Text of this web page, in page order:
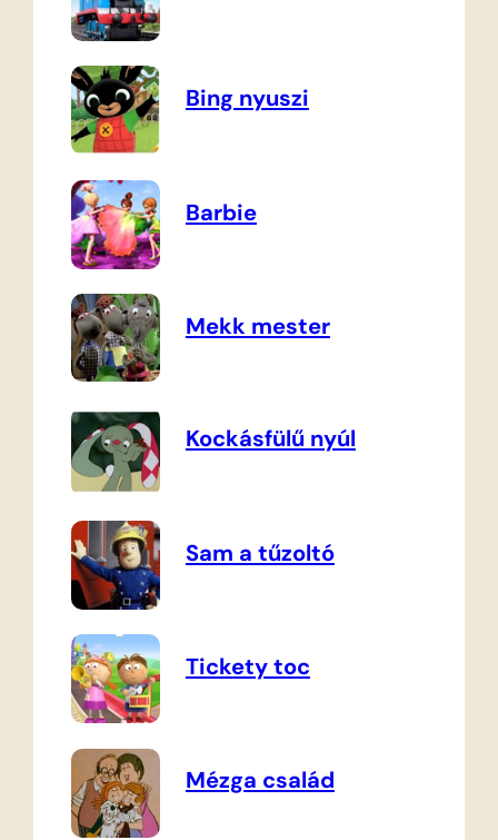
Bing nyuszi
Barbie
Mekk mester
Kockásfülű nyúl
Sam a tűzoltó
Tickety toc
Mézga család